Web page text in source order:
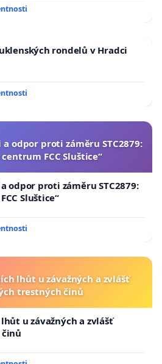
rondelů v Hradci
odpor proti záměru STC2879:
centrum FCC Sluštice“
odpor proti záměru STC2879:
Sluštice“
lhůt u závažných a zvlášť
trestných činů
u závažných a zvlášť